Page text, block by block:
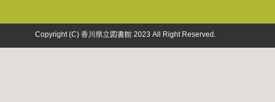
Copyright (C) 香川県立図書館 2023 All Right Reserved.